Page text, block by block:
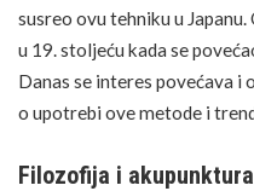
susreo ovu tehniku u
u 19. stoljeću kada se
Danas se interes povećava i
o upotrebi ove metode i
Filozofija i akupunktura